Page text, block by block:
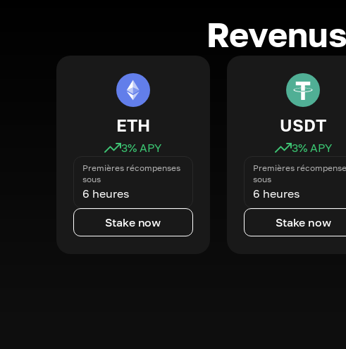
ETH
3% APY
Premières récompenses
sous
6 heures
Stake now
USDT
3% APY
Premières
sous
6 heures
Stake now